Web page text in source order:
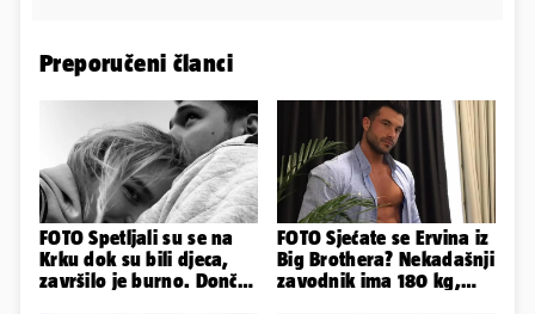
Preporučeni članci
FOTO Spetljali su se na
Krku dok su bili djeca,
završilo je burno. Dončić
FOTO Sjećate se Ervina iz
Big Brothera? Nekadašnji
zavodnik ima 180 kg,